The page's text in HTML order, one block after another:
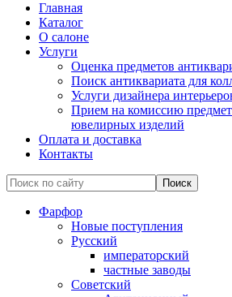
Главная
Каталог
О салоне
Услуги
Оценка предметов
Поиск антиквариата для
Услуги дизайнера
Прием на комиссию
ювелирных изделий
Оплата и доставка
Контакты
Фарфор
Новые поступления
Русский
императорский
частные заводы
Советский